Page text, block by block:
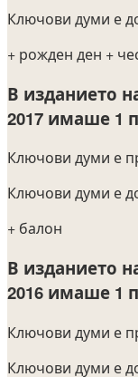
Ключови думи е
+ рожден ден +
В изданието
2017 имаше 1
Ключови думи е
Ключови думи е
+ балон
В изданието
2016 имаше 1
Ключови думи е
Ключови думи е